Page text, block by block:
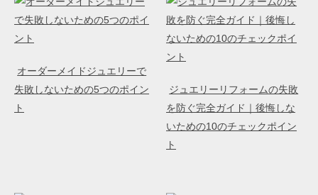
オーダーメイドジュエリーで
失敗しないための5つのポイン
ト
ジュエリーリフォームの失敗
を防ぐ完全ガイド｜後悔しな
いための10のチェックポイン
ト